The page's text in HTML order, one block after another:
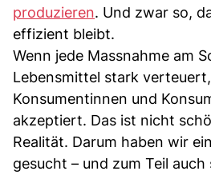
produzieren. Und zwar so,
effizient bleibt.
Wenn jede Massnahme am
Lebensmittel stark
Konsumentinnen und
akzeptiert. Das ist nicht
Realität. Darum haben wir
gesucht – und zum Teil